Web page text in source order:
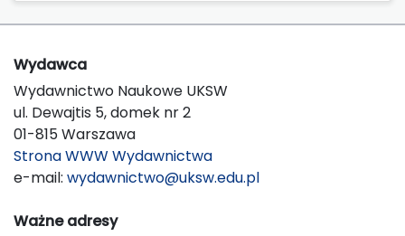
Wydawca
Wydawnictwo Naukowe UKSW
ul. Dewajtis 5, domek nr 2
01-815 Warszawa
Strona WWW Wydawnictwa
e-mail: wydawnictwo@uksw.edu.pl
Ważne adresy